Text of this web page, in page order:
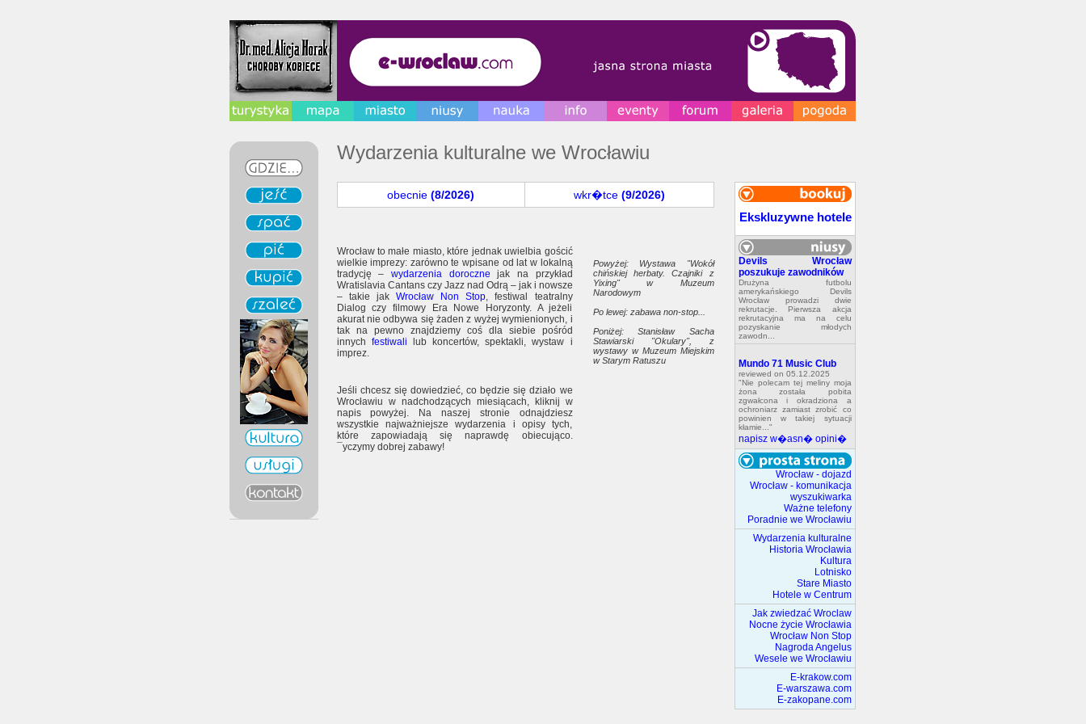
Wydarzenia kulturalne we Wrocławiu
obecnie (8/2026) wkr�tce (9/2026)
Ekskluzywne hotele
Devils Wrocław
poszukuje zawodników
Drużyna futbolu
amerykańskiego Devils
Wrocław prowadzi dwie
rekrutacje. Pierwsza akcja
rekrutacyjna ma na celu
pozyskanie młodych
zawodn...
Mundo 71 Music Club
reviewed on 05.12.2025
"Nie polecam tej meliny moja
żona została pobita
zgwałcona i okradziona a
ochroniarz zamiast zrobić co
powinien w takiej sytuacji
kłamie..."
napisz w�asn� opini�
Wrocław - dojazd
Wrocław - komunikacja
wyszukiwarka
Ważne telefony
Poradnie we Wrocławiu
Wydarzenia kulturalne
Historia Wrocławia
Kultura
Lotnisko
Stare Miasto
Hotele w Centrum
Jak zwiedzać Wroclaw
Nocne życie Wrocławia
Wrocław Non Stop
Nagroda Angelus
Wesele we Wrocławiu
E-krakow.com
E-warszawa.com
E-zakopane.com
Wrocław to małe miasto, które jednak uwielbia gościć
wielkie imprezy: zarówno te wpisane od lat w lokalną
tradycję – wydarzenia doroczne jak na przykład
Wratislavia Cantans czy Jazz nad Odrą – jak i nowsze
– takie jak Wrocław Non Stop, festiwal teatralny
Dialog czy filmowy Era Nowe Horyzonty. A jeżeli
akurat nie odbywa się żaden z wyżej wymienionych, i
tak na pewno znajdziemy coś dla siebie pośród
innych festiwali lub koncertów, spektakli, wystaw i
imprez.
Jeśli chcesz się dowiedzieć, co będzie się działo we
Wrocławiu w nadchodzących miesiącach, kliknij w
napis powyżej. Na naszej stronie odnajdziesz
wszystkie najważniejsze wydarzenia i opisy tych,
które zapowiadają się naprawdę obiecująco.
¯yczymy dobrej zabawy!
Powyżej: Wystawa "Wokół
chińskiej herbaty. Czajniki z
Yixing" w Muzeum
Narodowym
Po lewej: zabawa non-stop...
Poniżej: Stanisław Sacha
Stawiarski "Okulary", z
wystawy w Muzeum Miejskim
w Starym Ratuszu